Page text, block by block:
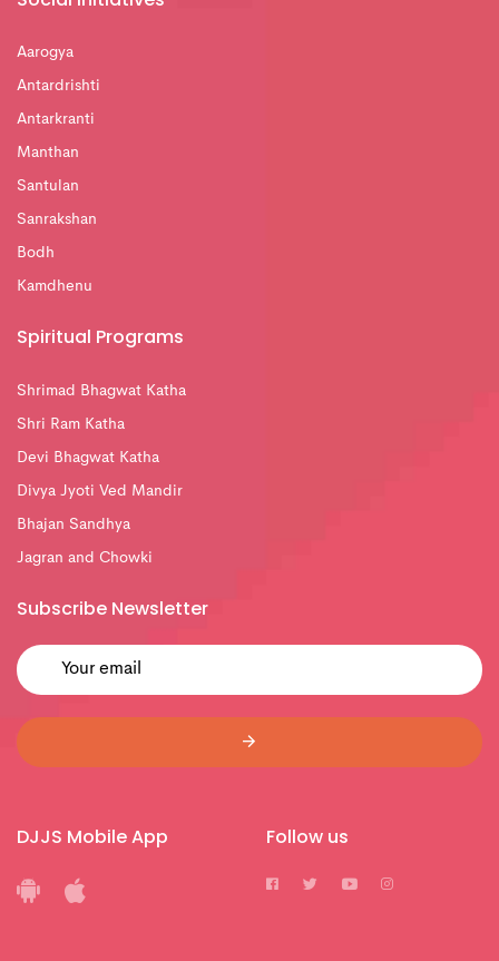
Aarogya
Antardrishti
Antarkranti
Manthan
Santulan
Sanrakshan
Bodh
Kamdhenu
Spiritual Programs
Shrimad Bhagwat Katha
Shri Ram Katha
Devi Bhagwat Katha
Divya Jyoti Ved Mandir
Bhajan Sandhya
Jagran and Chowki
Subscribe Newsletter
DJJS Mobile App Follow us